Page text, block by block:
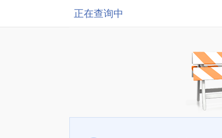
正在查询中